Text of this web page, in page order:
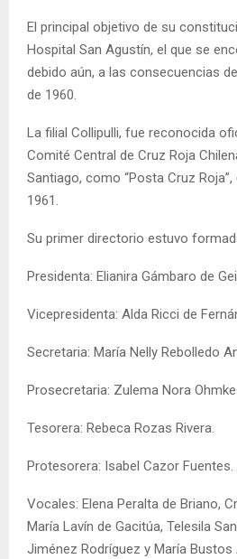
El principal objetivo de su
Hospital San Agustín, el que se
debido aún, a las consecuencias
de 1960.
La filial Collipulli, fue reconocida
Comité Central de Cruz Roja
Santiago, como “Posta Cruz
1961.
Su primer directorio estuvo
Presidenta: Elianira Gámbaro de
Vicepresidenta: Alda Ricci de
Secretaria: María Nelly Rebolledo
Prosecretaria: Zulema Nora
Tesorera: Rebeca Rozas Rivera.
Protesorera: Isabel Cazor Fuentes.
Vocales: Elena Peralta de Briano,
María Lavín de Gacitúa, Telesila
Jiménez Rodríguez y María Bustos